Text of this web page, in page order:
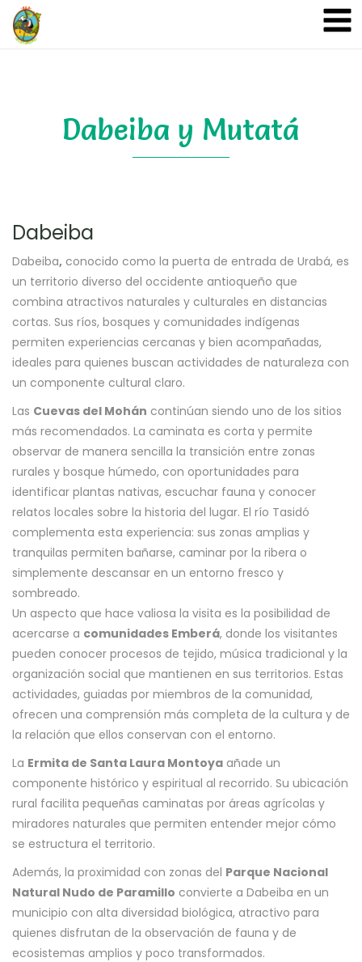
Dabeiba y Mutatá
Dabeiba
Dabeiba, conocido como la puerta de entrada de Urabá, es
un territorio diverso del occidente antioqueño que
combina atractivos naturales y culturales en distancias
cortas. Sus ríos, bosques y comunidades indígenas
permiten experiencias cercanas y bien acompañadas,
ideales para quienes buscan actividades de naturaleza con
un componente cultural claro.
Las Cuevas del Mohán continúan siendo uno de los sitios
más recomendados. La caminata es corta y permite
observar de manera sencilla la transición entre zonas
rurales y bosque húmedo, con oportunidades para
identificar plantas nativas, escuchar fauna y conocer
relatos locales sobre la historia del lugar. El río Tasidó
complementa esta experiencia: sus zonas amplias y
tranquilas permiten bañarse, caminar por la ribera o
simplemente descansar en un entorno fresco y
sombreado.
Un aspecto que hace valiosa la visita es la posibilidad de
acercarse a comunidades Emberá, donde los visitantes
pueden conocer procesos de tejido, música tradicional y la
organización social que mantienen en sus territorios. Estas
actividades, guiadas por miembros de la comunidad,
ofrecen una comprensión más completa de la cultura y de
la relación que ellos conservan con el entorno.
La Ermita de Santa Laura Montoya añade un
componente histórico y espiritual al recorrido. Su ubicación
rural facilita pequeñas caminatas por áreas agrícolas y
miradores naturales que permiten entender mejor cómo
se estructura el territorio.
Además, la proximidad con zonas del Parque Nacional
Natural Nudo de Paramillo convierte a Dabeiba en un
municipio con alta diversidad biológica, atractivo para
quienes disfrutan de la observación de fauna y de
ecosistemas amplios y poco transformados.